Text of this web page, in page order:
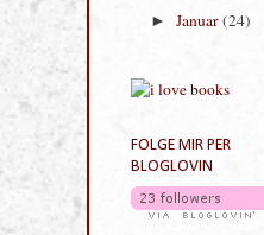
► März (23)
FOLGE MIR PER
BLOGLOVIN